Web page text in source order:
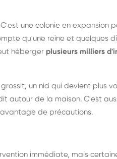
une colonie en expansion
qu'une reine et quelques
héberger plusieurs milliers
un nid qui devient plus
autour de la maison. C'est
de précautions.
immédiate, mais